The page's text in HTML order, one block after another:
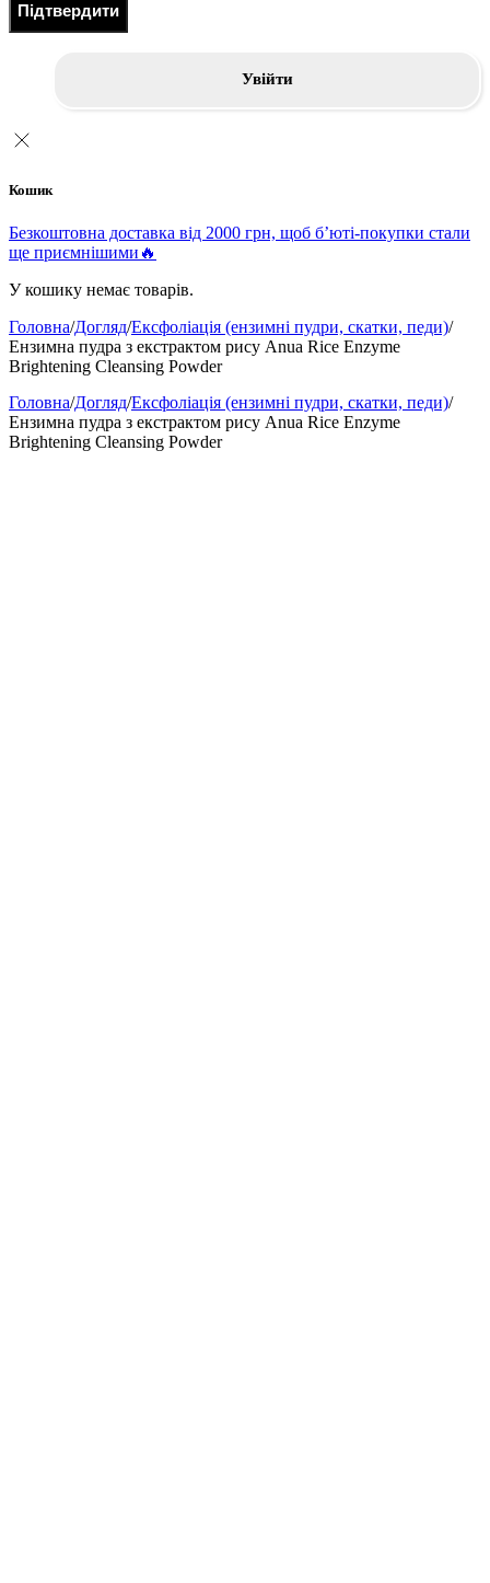
Підтвердити
Увійти
Кошик
Безкоштовна доставка від 2000 грн, щоб б’юті-покупки стали
ще приємнішими🔥
У кошику немає товарів.
Головна/Догляд/Ексфоліація (ензимні пудри, скатки, педи)/
Ензимна пудра з екстрактом рису Anua Rice Enzyme
Brightening Cleansing Powder
Головна/Догляд/Ексфоліація (ензимні пудри, скатки, педи)/
Ензимна пудра з екстрактом рису Anua Rice Enzyme
Brightening Cleansing Powder